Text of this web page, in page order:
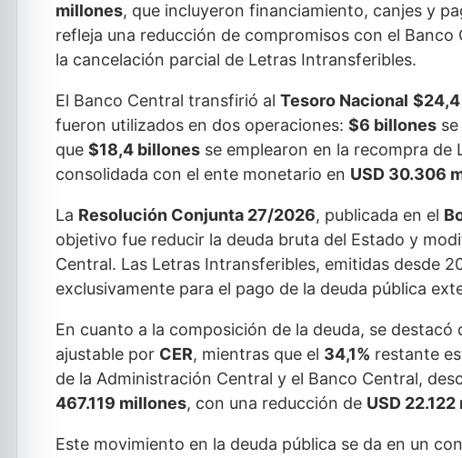
millones, que incluyeron financiamiento, canjes y
refleja una reducción de compromisos con el Banco
la cancelación parcial de Letras Intransferibles.
El Banco Central transfirió al Tesoro Nacional
fueron utilizados en dos operaciones: $6 billones
que $18,4 billones se emplearon en la recompra
consolidada con el ente monetario en USD 30.306
La Resolución Conjunta 27/2026, publicada en el
objetivo fue reducir la deuda bruta del Estado y
Central. Las Letras Intransferibles, emitidas desde
exclusivamente para el pago de la deuda pública
En cuanto a la composición de la deuda, se destacó
ajustable por CER, mientras que el 34,1% restante
de la Administración Central y el Banco Central,
467.119 millones, con una reducción de USD
Este movimiento en la deuda pública se da en un